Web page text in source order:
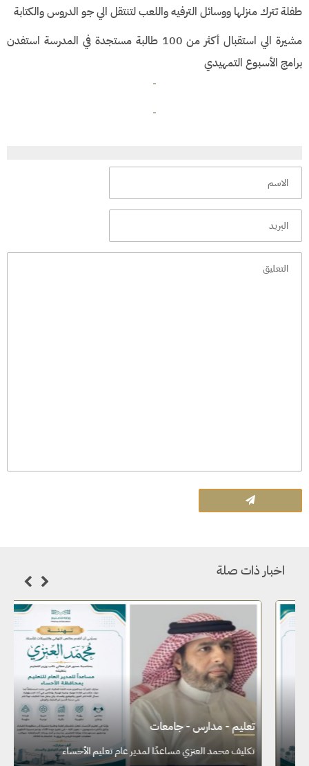
طفلة تترك منزلها ووسائل الترفيه واللعب لتنتقل الي جو الدروس والكتابة
مشيرة الي استقبال أكثر من 100 طالبة مستجدة في المدرسة استفدن
برامج الأسبوع التمهيدي
اخبار ذات صلة
تعليم - مدارس - جامعات
تكليف محمد العنزي مساعدًا لمدير عام تعليم الأحساء